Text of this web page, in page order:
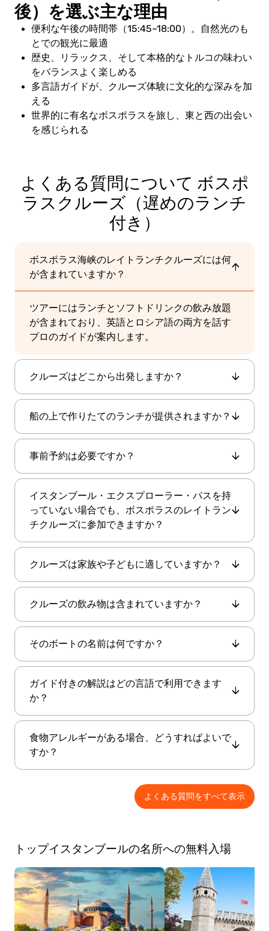
後）を選ぶ主な理由
便利な午後の時間帯（15:45–18:00）。自然光のも
とでの観光に最適
歴史、リラックス、そして本格的なトルコの味わい
をバランスよく楽しめる
多言語ガイドが、クルーズ体験に文化的な深みを加
える
世界的に有名なボスポラスを旅し、東と西の出会い
を感じられる
よくある質問について ボスポ
ラスクルーズ（遅めのランチ
付き）
ボスポラス海峡のレイトランチクルーズには何
が含まれていますか？
ツアーにはランチとソフトドリンクの飲み放題
が含まれており、英語とロシア語の両方を話す
プロのガイドが案内します。
クルーズはどこから出発しますか？
クルーズは カバタシュ埠頭 から出発します。乗
船は、デンタ―・ポートのキオスクのすぐ後ろ
にあるトルコ石油ゲートから行います。15:30ま
でに船へお越しください。
船の上で作りたてのランチが提供されますか？
はい、すべての食事は毎日作りたてをご用意し
ています。お客様にアレルギーや食事制限があ
る場合は、必要に応じて調整できます。メニュ
ーには、グリルチキン、ブルグルのピラフ、季
節の野菜、フルーツが含まれます。
事前予約は必要ですか？
はい。ボスポラスのレイトランチに参加するに
は、Istanbul Explorer Passのカスタマーパネル
から予約を行う必要があります。
イスタンブール・エクスプローラー・パスを持
っていない場合でも、ボスポラスのレイトラン
チクルーズに参加できますか？
いいえ、この体験はイスタンブール・エクスプ
ローラー・パス保有者のみが利用できます。船
にご乗船いただくには、イスタンブール・エク
スプローラー・パスのIDを提示する必要があり
クルーズは家族や子どもに適していますか？
はい、家族向けのアクティビティです。落ち着
いた雰囲気、歴史的な見どころ、そして食事の
サービスにより、大人も子どもも楽しめます。
クルーズの飲み物は含まれていますか？
ソフトドリンクは飲み放題で含まれています。
アルコール飲料は船内で購入可能です—現地のド
リンクはグラスあたり€10、輸入ドリンクはグラ
スあたり€15です。
そのボートの名前は何ですか？
そのボートの名前はAMORです。
ガイド付きの解説はどの言語で利用できます
か？
このクルーズでは、英語とロシア語の生解説を
お楽しみいただけます。ボスポラス海峡の豊か
な歴史とその名所を理解できるようになりま
食物アレルギーがある場合、どうすればよいで
すか？
よくある質問をすべて表示
トップイスタンブールの名所への無料入場